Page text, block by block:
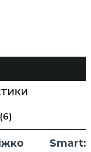
(6)
Smart: